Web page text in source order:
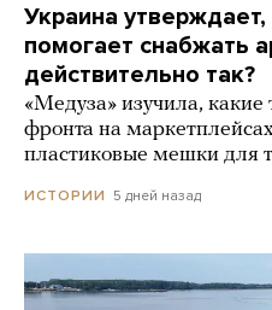
Украина
помогает снабжать
действительно так?
«Медуза» изучила,
фронта на
пластиковые мешки для
ИСТОРИИ 5 дней назад